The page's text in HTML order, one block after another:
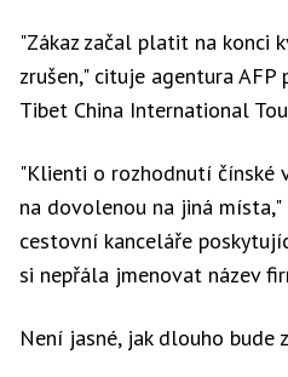
"Zákaz začal platit na konci
zrušen," cituje agentura
Tibet China International
"Klienti o rozhodnutí
na dovolenou na jiná místa,"
cestovní kanceláře
si nepřála jmenovat název
Není jasné, jak dlouho bude